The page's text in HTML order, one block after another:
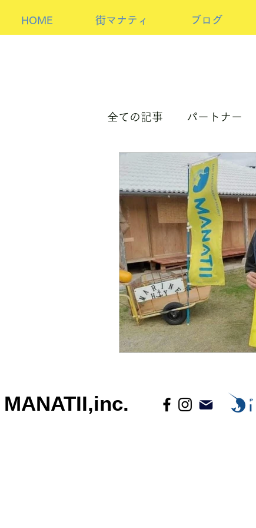
HOME 街マナティ ブログ
全ての記事 パートナー
パートナーorホスト
MANATII,inc.